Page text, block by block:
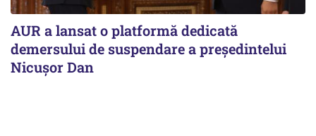
AUR a lansat o platformă dedicată
demersului de suspendare a președintelui
Nicușor Dan